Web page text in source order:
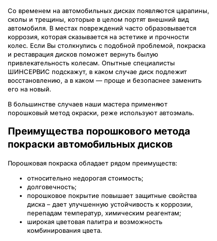
Со временем на автомобильных дисках появляются царапины,
сколы и трещины, которые в целом портят внешний вид
автомобиля. В местах повреждений часто образовывается
коррозия, которая сказывается на эстетике и прочности
колес. Если Вы столкнулись с подобной проблемой, покраска
и реставрация дисков поможет вернуть былую
привлекательность колесам. Опытные специалисты
ШИНСЕРВИС подскажут, в каком случае диск подлежит
восстановлению, а в каком — проще и безопаснее заменить
его на новый.
В большинстве случаев наши мастера применяют
порошковый метод окраски, реже используют автоэмаль.
Преимущества порошкового метода
покраски автомобильных дисков
Порошковая покраска обладает рядом преимуществ:
относительно недорогая стоимость;
долговечность;
порошковое покрытие повышает защитные свойства
диска – дает улучшенную устойчивость к коррозии,
перепадам температур, химическим реагентам;
широкая цветовая палитра и возможность
комбинирования цвета.